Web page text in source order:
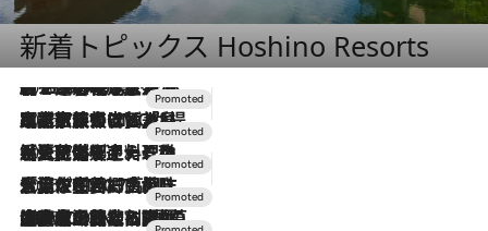
新着トピックス Hoshino Resorts
2026.8.7
【トンボの足水浴】ヒノキの香りに包まれて涼感マックス！約13℃の湧水かけ流しを避暑地「星野温泉 トンボの湯」で体験
2026.7.31
【ホテル帰省】という選択肢をOMOが提案。家族とほどよい距離を保つには「昼は実家、夜は気兼ねなくホテルで！」
2026.7.24
【夏限定ディナーコース】旬を迎える稚鮎や花ズッキーニなどをイタリア・トスカーナの郷土料理の手法で満喫！
2026.7.17
「土佐和ハーブかき氷」がOMO7高知に登場！生姜、山椒、大葉など目にも舌にも涼を呼ぶ郷土の味
2026.7.10
NEW OPEN！【界 草津】名湯の地に誕生。趣の異なる2種の温泉と上州ならではの会席・蕎麦割烹など美食を味わう究極の癒やし旅